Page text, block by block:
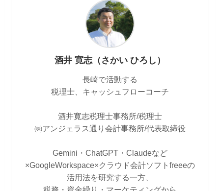
酒井 寛志（さかい ひろし）
長崎で活動する
税理士、キャッシュフローコーチ
酒井寛志税理士事務所/税理士
㈱アンジェラス通り会計事務所/代表取締役
Gemini・ChatGPT・Claudeなど
×GoogleWorkspace×クラウド会計ソフトfreeeの
活用法を研究する一方、